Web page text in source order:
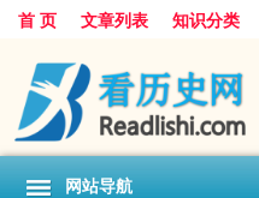
首 页 文章列表 知识分类
网站导航